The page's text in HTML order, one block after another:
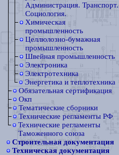
Администрация. Транспорт.
Социология.
Химическая
промышленность
Целлюлозно-бумажная
промышленность
Швейная промышленность
Электроника
Электротехника
Энергетика и теплотехника
Обязательная сертификация
Окп
Тематические сборники
Технические регламенты РФ
Технические регламенты
Таможенного союза
Строительная документация
Техническая документация